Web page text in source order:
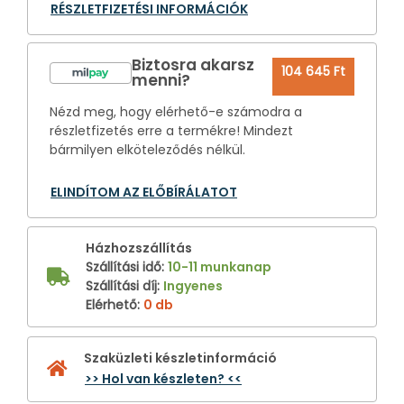
RÉSZLETFIZETÉSI INFORMÁCIÓK
Biztosra akarsz
menni? 104 645 Ft
Nézd meg, hogy elérhető-e számodra a
részletfizetés erre a termékre! Mindezt
bármilyen elköteleződés nélkül.
ELINDÍTOM AZ ELŐBÍRÁLATOT
Házhozszállítás
Szállítási idő: 10-11 munkanap
Szállítási díj: Ingyenes
Elérhető: 0 db
Szaküzleti készletinformáció
>> Hol van készleten? <<